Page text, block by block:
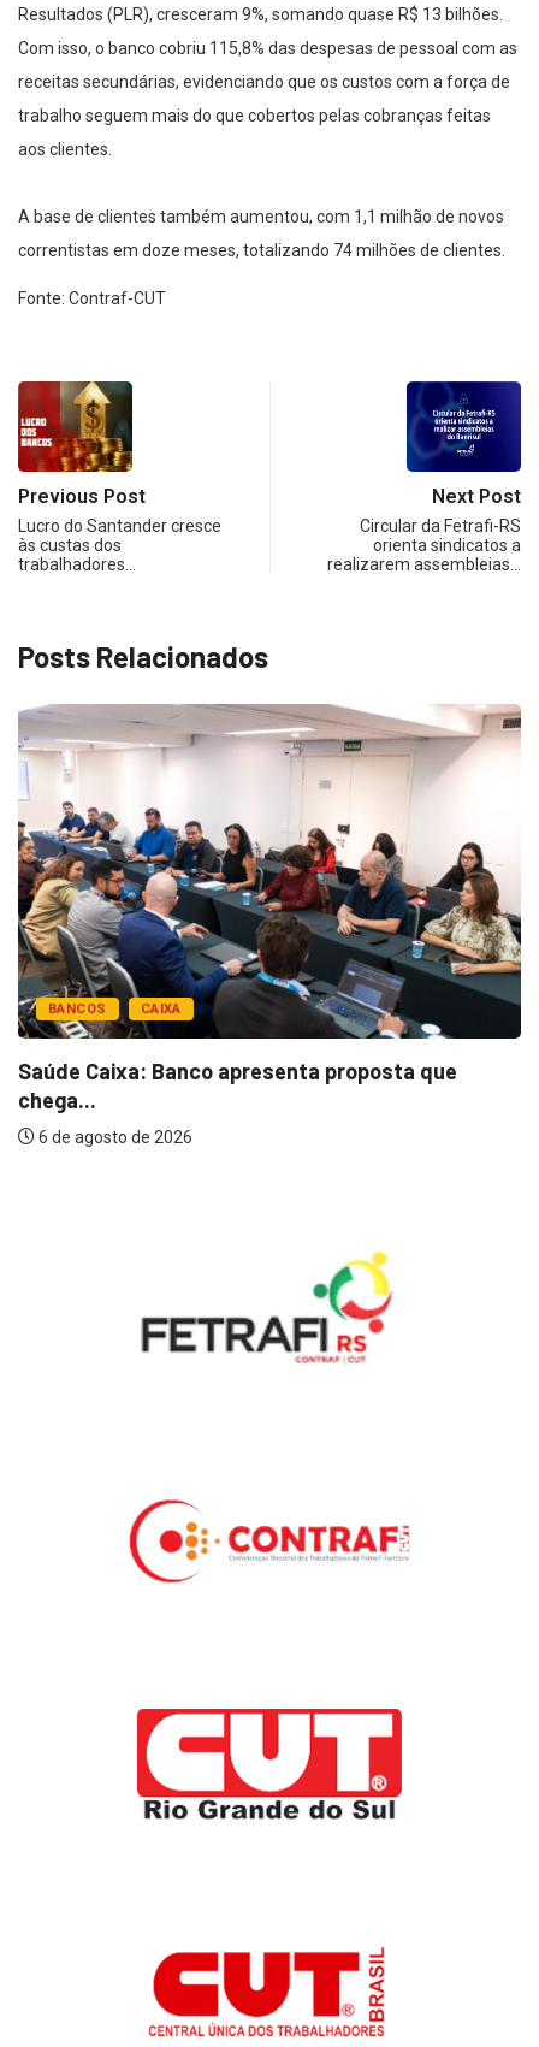
Resultados (PLR), cresceram 9%, somando quase R$ 13 bilhões.
Com isso, o banco cobriu 115,8% das despesas de pessoal com as
receitas secundárias, evidenciando que os custos com a força de
trabalho seguem mais do que cobertos pelas cobranças feitas
aos clientes.
A base de clientes também aumentou, com 1,1 milhão de novos
correntistas em doze meses, totalizando 74 milhões de clientes.
Fonte: Contraf-CUT
Previous Post
Lucro do Santander cresce
às custas dos
trabalhadores…
Next Post
Circular da Fetrafi-RS
orienta sindicatos a
realizarem assembleias…
Posts Relacionados
BANCOS CAIXA
Saúde Caixa: Banco apresenta proposta que
chega...
6 de agosto de 2026